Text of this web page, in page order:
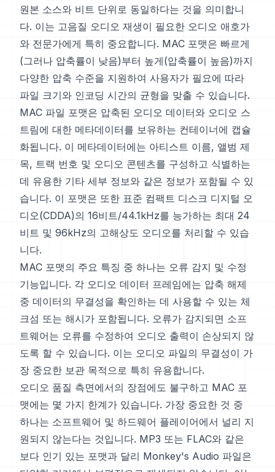
원본 소스와 비트 단위로 동일하다는 것을 의미합니
다. 이는 고음질 오디오 재생이 필요한 오디오 애호가
와 전문가에게 특히 중요합니다. MAC 포맷은 빠르게
(그러나 압축률이 낮음)부터 높게(압축률이 높음)까지
다양한 압축 수준을 지원하여 사용자가 필요에 따라
파일 크기와 인코딩 시간의 균형을 맞출 수 있습니다.
MAC 파일 포맷은 압축된 오디오 데이터와 오디오 스
트림에 대한 메타데이터를 보유하는 컨테이너에 캡슐
화됩니다. 이 메타데이터에는 아티스트 이름, 앨범 제
목, 트랙 번호 및 오디오 콘텐츠를 구성하고 식별하는
데 유용한 기타 세부 정보와 같은 정보가 포함될 수 있
습니다. 이 포맷은 또한 표준 컴팩트 디스크 디지털 오
디오(CDDA)의 16비트/44.1kHz를 능가하는 최대 24
비트 및 96kHz의 고해상도 오디오를 처리할 수 있습
니다.
MAC 포맷의 주요 특징 중 하나는 오류 감지 및 수정
기능입니다. 각 오디오 데이터 프레임에는 압축 해제
중 데이터의 무결성을 확인하는 데 사용할 수 있는 체
크섬 또는 해시가 포함됩니다. 오류가 감지되면 소프
트웨어는 오류를 수정하여 오디오 출력이 손상되지 않
도록 할 수 있습니다. 이는 오디오 파일의 무결성이 가
장 중요한 보관 목적으로 특히 유용합니다.
오디오 품질 측면에서의 장점에도 불구하고 MAC 포
맷에는 몇 가지 한계가 있습니다. 가장 중요한 것 중
하나는 소프트웨어 및 하드웨어 플레이어에서 널리 지
원되지 않는다는 것입니다. MP3 또는 FLAC와 같은
보다 인기 있는 포맷과 달리 Monkey's Audio 파일은